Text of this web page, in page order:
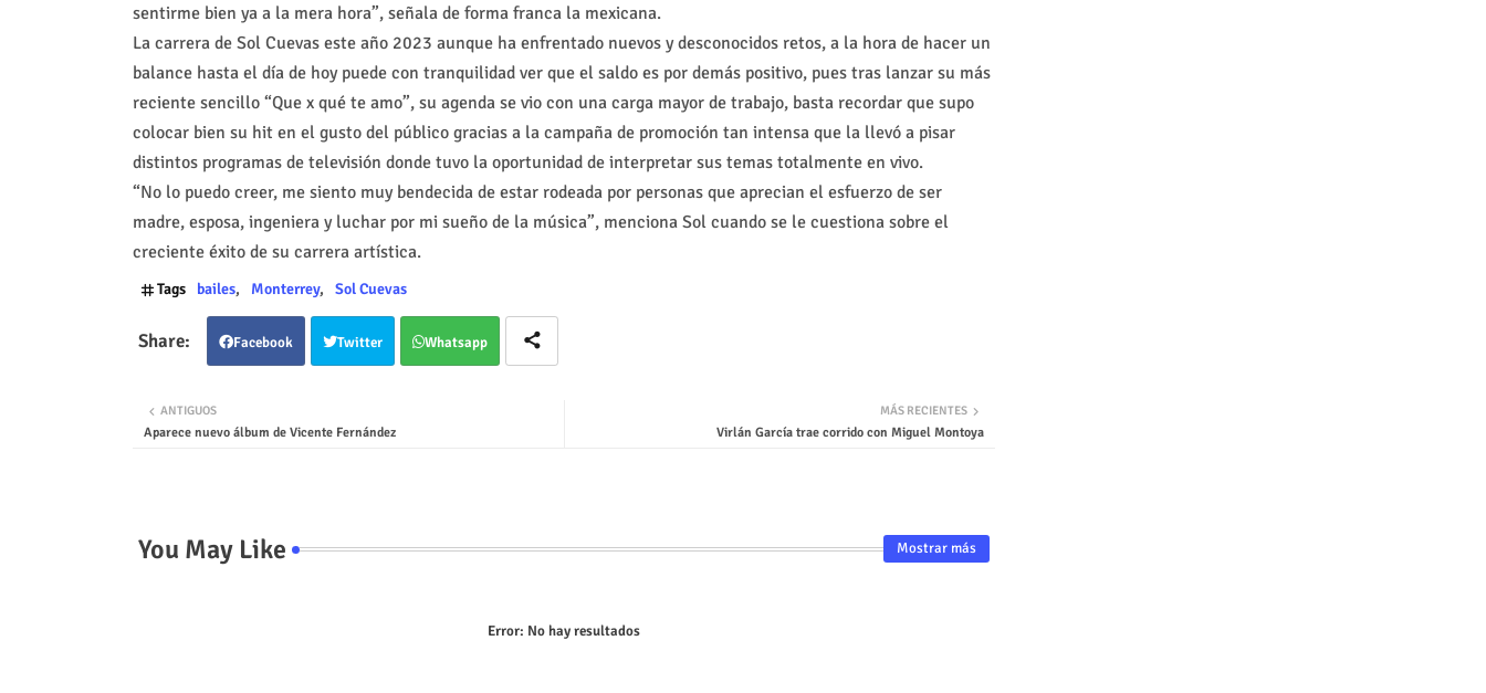
sentirme bien ya a la mera hora”, señala de forma franca la mexicana.
La carrera de Sol Cuevas este año 2023 aunque ha enfrentado nuevos y desconocidos retos, a la hora de hacer un
balance hasta el día de hoy puede con tranquilidad ver que el saldo es por demás positivo, pues tras lanzar su más
reciente sencillo “Que x qué te amo”, su agenda se vio con una carga mayor de trabajo, basta recordar que supo
colocar bien su hit en el gusto del público gracias a la campaña de promoción tan intensa que la llevó a pisar
distintos programas de televisión donde tuvo la oportunidad de interpretar sus temas totalmente en vivo.
“No lo puedo creer, me siento muy bendecida de estar rodeada por personas que aprecian el esfuerzo de ser
madre, esposa, ingeniera y luchar por mi sueño de la música”, menciona Sol cuando se le cuestiona sobre el
creciente éxito de su carrera artística.
Tags bailes Monterrey Sol Cuevas
Facebook Twitter Whatsapp
MÁS RECIENTES
Virlán García trae corrido con Miguel Montoya
ANTIGUOS
Aparece nuevo álbum de Vicente Fernández
You May Like Mostrar más
Error: No hay resultados